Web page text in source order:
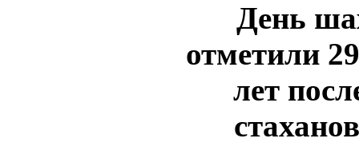
День
отметили
лет